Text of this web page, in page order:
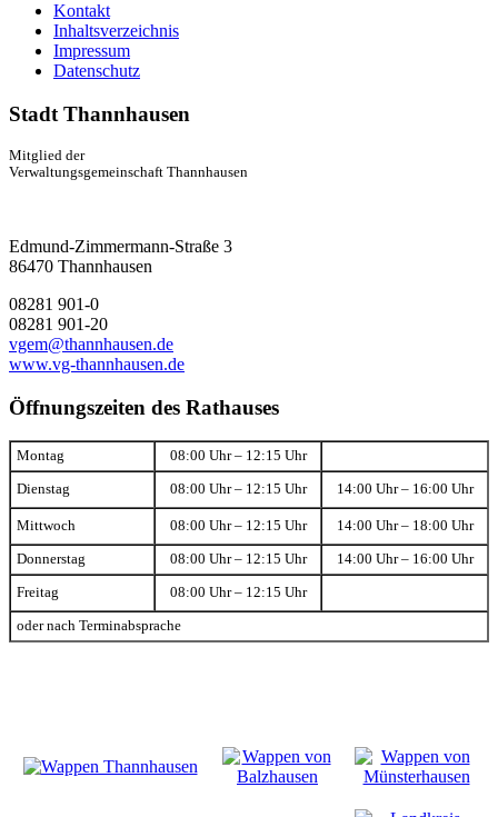
Kontakt
Inhaltsverzeichnis
Impressum
Datenschutz
Stadt Thannhausen
Mitglied der
Verwaltungsgemeinschaft Thannhausen
Edmund-Zimmermann-Straße 3
86470 Thannhausen
08281 901-0
08281 901-20
vgem@thannhausen.de
www.vg-thannhausen.de
Öffnungszeiten des Rathauses
Montag 08:00 Uhr – 12:15 Uhr
Dienstag 08:00 Uhr – 12:15 Uhr 14:00 Uhr – 16:00 Uhr
Mittwoch 08:00 Uhr – 12:15 Uhr 14:00 Uhr – 18:00 Uhr
Donnerstag 08:00 Uhr – 12:15 Uhr 14:00 Uhr – 16:00 Uhr
Freitag 08:00 Uhr – 12:15 Uhr
oder nach Terminabsprache